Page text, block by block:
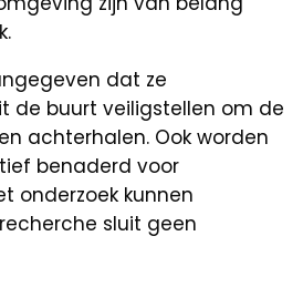
dat ze
de buurt veiligstellen om de
achterhalen. Ook worden
benaderd voor
onderzoek kunnen
sluit geen